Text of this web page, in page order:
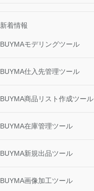
新着情報
BUYMAモデリングツール
BUYMA仕入先管理ツール
BUYMA商品リスト作成ツール
BUYMA在庫管理ツール
BUYMA新規出品ツール
BUYMA画像加工ツール